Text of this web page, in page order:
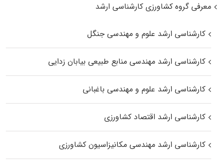
معرفی گروه کشاورزی کارشناسی ارشد
کارشناسی ارشد علوم و مهندسی جنگل
کارشناسی ارشد مهندسی منابع طبیعی بیابان زدایی
کارشناسی ارشد علوم و مهندسی باغبانی
کارشناسی ارشد اقتصاد کشاورزی
کارشناسی ارشد مهندسی مکانیزاسیون کشاورزی